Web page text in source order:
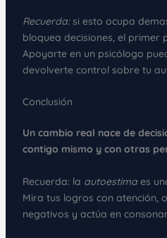
Recuerda:si esto ocupa
bloquea decisiones, el primer
Apoyarte en un psicólogo
devolverte control sobre tu
Conclusión
Un cambio real nace de
contigo mismo y con otras
Recuerda: la autoestimaes
Mira tus logros con atención,
negativos y actúa en